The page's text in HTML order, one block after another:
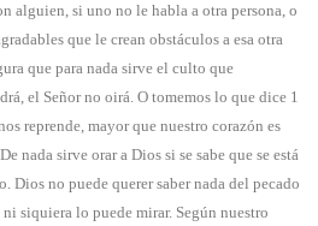
alguien, si uno no le habla a otra persona, o
que le crean obstáculos a esa otra
que para nada sirve el culto que
el Señor no oirá. O tomemos lo que dice 1
reprende, mayor que nuestro corazón es
nada sirve orar a Dios si se sabe que se está
Dios no puede querer saber nada del pecado
siquiera lo puede mirar. Según nuestro